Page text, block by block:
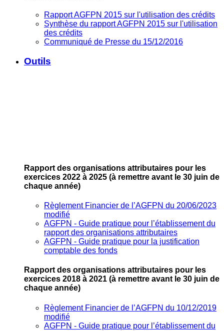
Rapport AGFPN 2015 sur l'utilisation des crédits
Synthèse du rapport AGFPN 2015 sur l'utilisation
des crédits
Communiqué de Presse du 15/12/2016
Outils
Rapport des organisations attributaires pour les
exercices 2022 à 2025 (à remettre avant le 30 juin de
chaque année)
Règlement Financier de l’AGFPN du 20/06/2023
modifié
AGFPN ‐ Guide pratique pour l’établissement du
rapport des organisations attributaires
AGFPN ‐ Guide pratique pour la justification
comptable des fonds
Rapport des organisations attributaires pour les
exercices 2018 à 2021 (à remettre avant le 30 juin de
chaque année)
Règlement Financier de l’AGFPN du 10/12/2019
modifié
AGFPN ‐ Guide pratique pour l’établissement du